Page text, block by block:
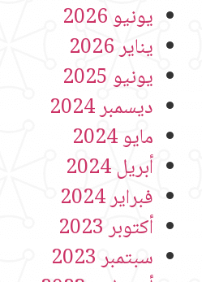
يونيو 2026
يناير 2026
يونيو 2025
ديسمبر 2024
مايو 2024
أبريل 2024
فبراير 2024
أكتوبر 2023
سبتمبر 2023